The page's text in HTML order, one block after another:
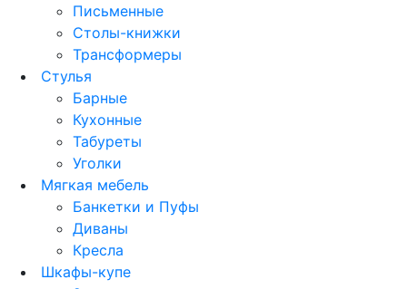
Письменные
Столы-книжки
Трансформеры
Стулья
Барные
Кухонные
Табуреты
Уголки
Мягкая мебель
Банкетки и Пуфы
Диваны
Кресла
Шкафы-купе